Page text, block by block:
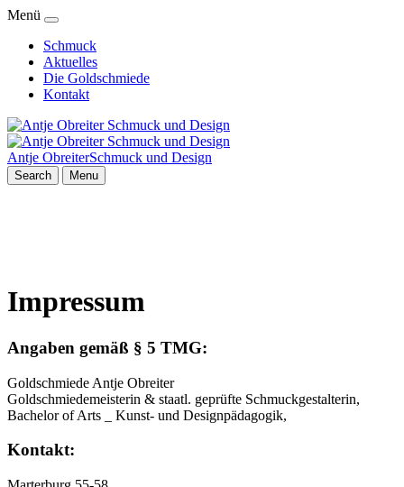
Menü
Schmuck
Aktuelles
Die Goldschmiede
Kontakt
Antje ObreiterSchmuck und Design
Search Menu
Impressum
Angaben gemäß § 5 TMG:
Goldschmiede Antje Obreiter
Goldschmiedemeisterin & staatl. geprüfte Schmuckgestalterin,
Bachelor of Arts _ Kunst- und Designpädagogik,
Kontakt: